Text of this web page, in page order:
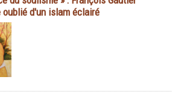
d'un islam éclairé